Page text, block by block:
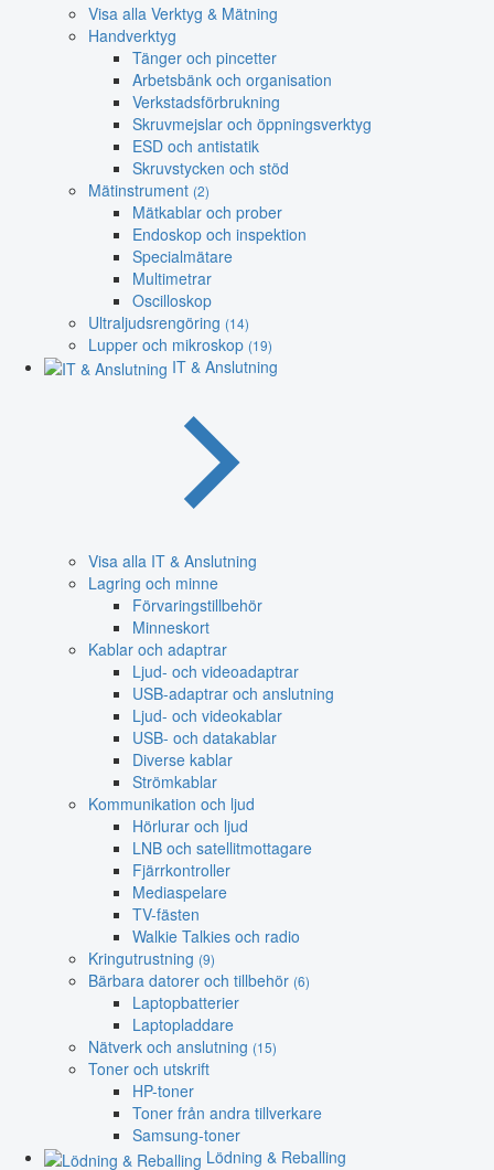
Visa alla Verktyg & Mätning
Handverktyg
Tänger och pincetter
Arbetsbänk och organisation
Verkstadsförbrukning
Skruvmejslar och öppningsverktyg
ESD och antistatik
Skruvstycken och stöd
Mätinstrument (2)
Mätkablar och prober
Endoskop och inspektion
Specialmätare
Multimetrar
Oscilloskop
Ultraljudsrengöring (14)
Lupper och mikroskop (19)
IT & Anslutning
Visa alla IT & Anslutning
Lagring och minne
Förvaringstillbehör
Minneskort
Kablar och adaptrar
Ljud- och videoadaptrar
USB-adaptrar och anslutning
Ljud- och videokablar
USB- och datakablar
Diverse kablar
Strömkablar
Kommunikation och ljud
Hörlurar och ljud
LNB och satellitmottagare
Fjärrkontroller
Mediaspelare
TV-fästen
Walkie Talkies och radio
Kringutrustning (9)
Bärbara datorer och tillbehör (6)
Laptopbatterier
Laptopladdare
Nätverk och anslutning (15)
Toner och utskrift
HP-toner
Toner från andra tillverkare
Samsung-toner
Lödning & Reballing